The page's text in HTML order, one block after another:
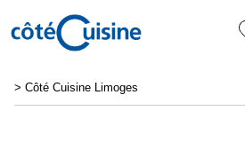
> Côté Cuisine Limoges